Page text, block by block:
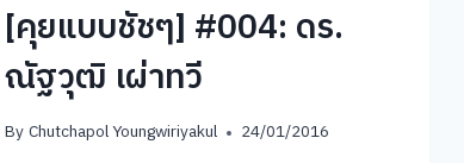
[คุยแบบชัชๆ] #004: ดร.
ณัฐวุฒิ เผ่าทวี
ByChutchapol Youngwiriyakul 24/01/2016